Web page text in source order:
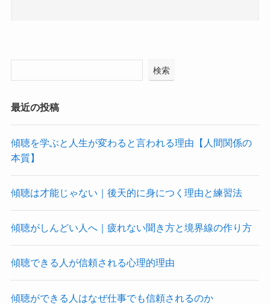
検索
最近の投稿
傾聴を学ぶと人生が変わると言われる理由【人間関係の
本質】
傾聴は才能じゃない｜後天的に身につく理由と練習法
傾聴がしんどい人へ｜疲れない聞き方と境界線の作り方
傾聴できる人が信頼される心理的理由
傾聴ができる人はなぜ仕事でも信頼されるのか